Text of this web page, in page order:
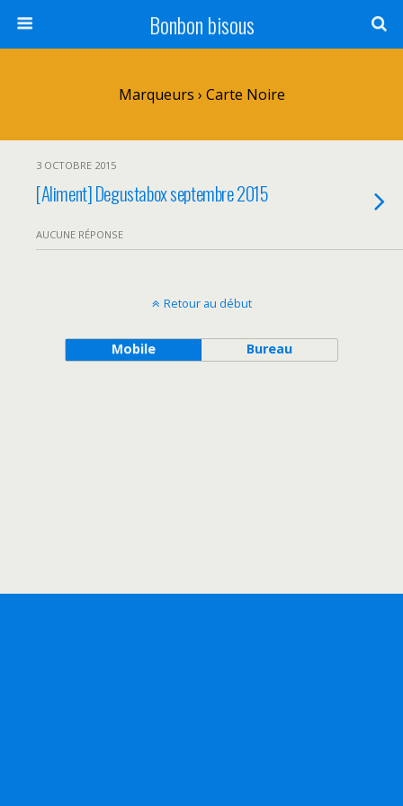
Bonbon bisous
Marqueurs › Carte Noire
3 OCTOBRE 2015
[Aliment] Degustabox septembre 2015
AUCUNE RÉPONSE
Retour au début
Mobile Bureau